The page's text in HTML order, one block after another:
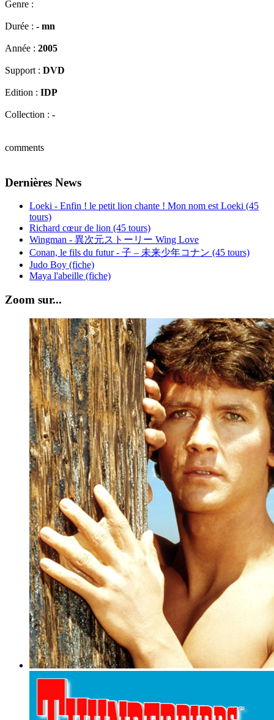
Genre :
Durée : - mn
Année : 2005
Support : DVD
Edition : IDP
Collection : -
comments
Dernières News
Loeki - Enfin ! le petit lion chante ! Mon nom est Loeki (45
tours)
Richard cœur de lion (45 tours)
Wingman - 異次元ストーリー Wing Love
Conan, le fils du futur - 子 – 未来少年コナン (45 tours)
Judo Boy (fiche)
Maya l'abeille (fiche)
Zoom sur...